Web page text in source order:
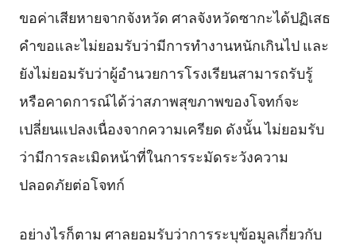
ขอค่าเสียหายจากจังหวัด ศาลจังหวัดซากะได้ปฏิเสธ
คำขอและไม่ยอมรับว่ามีการทำงานหนักเกินไป และ
ยังไม่ยอมรับว่าผู้อำนวยการโรงเรียนสามารถรับรู้
หรือคาดการณ์ได้ว่าสภาพสุขภาพของโจทก์จะ
เปลี่ยนแปลงเนื่องจากความเครียด ดังนั้น ไม่ยอมรับ
ว่ามีการละเมิดหน้าที่ในการระมัดระวังความ
ปลอดภัยต่อโจทก์
อย่างไรก็ตาม ศาลยอมรับว่าการระบุข้อมูลเกี่ยวกับ